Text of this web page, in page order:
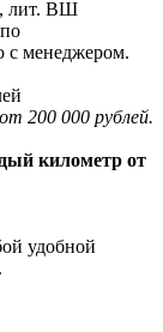
лит. ВШ
с менеджером.
200 000 рублей.
километр от
удобной